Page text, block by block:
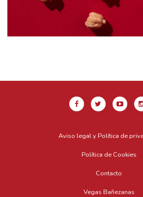
Aviso legal y Política de
Política de Cookies
Contacto
Vegas Bañezanas